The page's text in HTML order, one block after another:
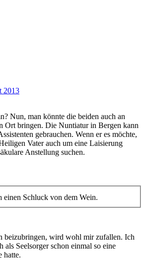
2013
Nun, man könnte die beiden auch an
Ort bringen. Die Nuntiatur in Bergen kann
gebrauchen. Wenn er es möchte,
Vater auch um eine Laisierung
Anstellung suchen.
einen Schluck von dem Wein.
beizubringen, wird wohl mir zufallen. Ich
als Seelsorger schon einmal so eine
hatte.